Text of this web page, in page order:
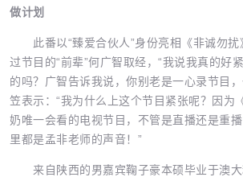
做计划
此番以“臻爱合伙人”身份亮相《非诚勿扰
过节目的“前辈”何广智取经，“我说我真的好
的吗？广智告诉我说，你别老是一心录节目
笠表示：“我为什么上这个节目紧张呢？因为
奶唯一会看的电视节目，不管是直播还是重
里都是孟非老师的声音！”
来自陕西的男嘉宾鞠子豪本硕毕业于澳大